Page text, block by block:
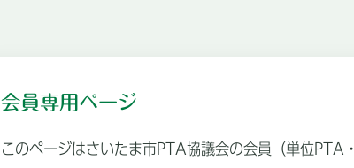
会員専用ページ
このページはさいたま市PTA協議会の会員（単位PTA・